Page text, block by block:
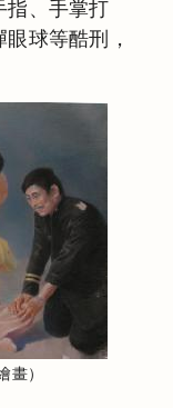
指、手掌打
球等酷刑，
畫）